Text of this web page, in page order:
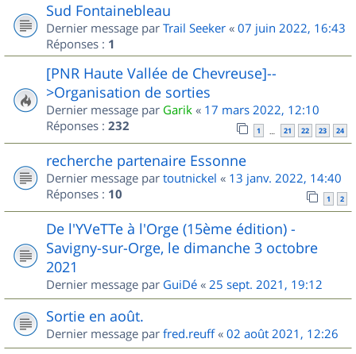
Sud Fontainebleau
Dernier message par Trail Seeker « 07 juin 2022, 16:43
Réponses : 1
[PNR Haute Vallée de Chevreuse]--
>Organisation de sorties
Dernier message par Garik « 17 mars 2022, 12:10
Réponses : 232 1 … 21 22 23 24
recherche partenaire Essonne
Dernier message par toutnickel « 13 janv. 2022, 14:40
Réponses : 10 1 2
De l'YVeTTe à l'Orge (15ème édition) -
Savigny-sur-Orge, le dimanche 3 octobre
2021
Dernier message par GuiDé « 25 sept. 2021, 19:12
Sortie en août.
Dernier message par fred.reuff« 02 août 2021, 12:26